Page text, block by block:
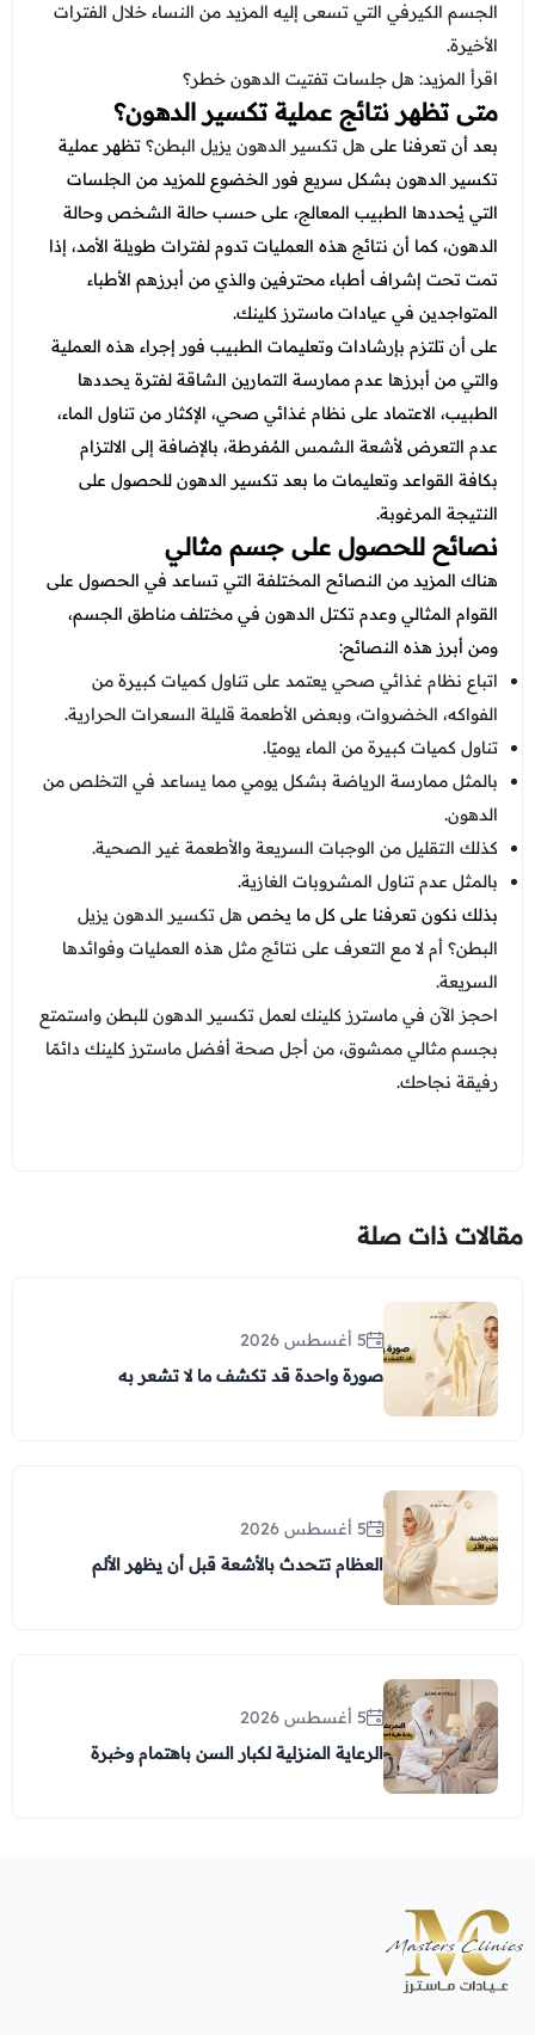
الجسم الكيرفي التي تسعى إليه المزيد من النساء خلال الفترات
الأخيرة.
اقرأ المزيد:هل جلسات تفتيت الدهون خطر؟
متى تظهر نتائج عملية تكسير الدهون؟
بعد أن تعرفنا علىهل تكسير الدهون يزيل البطن؟تظهر عملية
تكسير الدهون بشكل سريع فور الخضوع للمزيد من الجلسات
التي يُحددها الطبيب المعالج، على حسب حالة الشخص وحالة
الدهون، كما أن نتائج هذه العمليات تدوم لفترات طويلة الأمد، إذا
تمت تحت إشراف أطباء محترفين والذي من أبرزهم الأطباء
المتواجدين في عيادات ماسترز كلينك.
على أن تلتزم بإرشادات وتعليمات الطبيب فور إجراء هذه العملية
والتي من أبرزها عدم ممارسة التمارين الشاقة لفترة يحددها
الطبيب، الاعتماد على نظام غذائي صحي، الإكثار من تناول الماء،
عدم التعرض لأشعة الشمس المُفرطة، بالإضافة إلى الالتزام
بكافة القواعد وتعليمات ما بعد تكسير الدهون للحصول على
النتيجة المرغوبة.
نصائح للحصول على جسم مثالي
هناك المزيد من النصائح المختلفة التي تساعد في الحصول على
القوام المثالي وعدم تكتل الدهون في مختلف مناطق الجسم،
ومن أبرز هذه النصائح:
اتباع نظام غذائي صحي يعتمد على تناول كميات كبيرة من
الفواكه، الخضروات، وبعض الأطعمة قليلة السعرات الحرارية.
تناول كميات كبيرة من الماء يوميًا.
بالمثل ممارسة الرياضة بشكل يومي مما يساعد في التخلص من
الدهون.
كذلك التقليل من الوجبات السريعة والأطعمة غير الصحية.
بالمثل عدم تناول المشروبات الغازية.
بذلك نكون تعرفنا على كل ما يخصهل تكسير الدهون يزيل
البطن؟ أم لا مع التعرف على نتائج مثل هذه العمليات وفوائدها
السريعة.
احجز الآن في ماسترز كلينك لعمل تكسير الدهون للبطن واستمتع
بجسم مثالي ممشوق، من أجل صحة أفضل ماسترز كلينك دائمًا
رفيقة نجاحك.
مقالات ذات صلة
5 أغسطس 2026
صورة واحدة قد تكشف ما لا تشعر به
5 أغسطس 2026
العظام تتحدث بالأشعة قبل أن يظهر الألم
5 أغسطس 2026
الرعاية المنزلية لكبار السن باهتمام وخبرة